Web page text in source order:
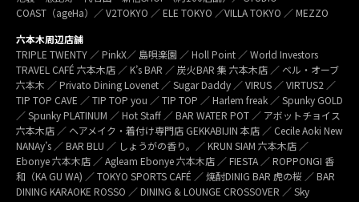
COAST（ageHa）／ V2TOKYO ／ ELE TOKYO ／VILLA TOKYO ／ MEZZO
六本木周辺店舗
TRIPLE TWENTY ／ PinkX／ 島唄楽園 ／ Holl Point ／ World Investors
TRAVEL CAFÉ 六本木店 ／ K’s BAR ／ 炭火BAR 集 六本木店 ／ ベル・オーブ
六本木 ／ Privato Dining Lovenet ／ Sugar Daddy ／ VIRUS ／ VIRTUS2 ／
TIP TOP CAVE ／ TIP TOP you ／ TIP TOP ／ Harlem freak ／ Spunky GOLD
／ Spunky PLATINUM ／ Hot Staff ／ BAR WATER POT ／ アボットチョイス
六本木店 ／ ヘアメイク・着付け専門店 GEKKABIJIN 本店 ／ Cecile Aoki New
NANAy’s ／ BAR BLU ／ しょうがの香り。／ KRUN SIAM 六本木店 ／
Ebonye 六本木店 ／ Agleam Ebonye 六本木店 ／ FIESTA ／ ROPPONGI 香
和（KA GU WA) ／ TOKYO SPORTS CAFÉ ／ 焼酎DINIG BAR 虎の桜 ／ BAR
DINING KARAOKE ROSSO ／ DINING & LOUNGE CROSSOVER ／ Sky